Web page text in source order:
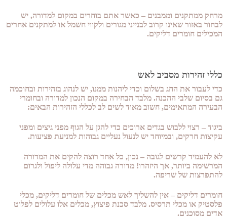
מרחק ממתקנים וממבנים – כאשר אתם בוחרים במקום למדורה, יש
לבחור באזור שאינו קרוב לבנייני מגורים ולקווי חשמל או למתקנים אחרים
המכילים חומרים דליקים.
כללי זהירות מסביב לאש
כדי לעבור את החג בשלום וכדי ליהנות ממנו, יש לנהוג בזהירות ובחוכמה
גם בסיום שלבי ההכנה. מלבד הבחירה במקום הנכון למדורה ובחומרי
הבעירה המתאימים, חשוב מאוד לשים לב לכללי הזהירות הבאים:
ביגוד – רצוי ללבוש בגדים ארוכים כדי להגן על הגוף מפני גיצים ומפני
עקיצות חרקים, ובמיוחד יש לנעול נעליים גבוהות למניעת פציעות.
לא להעמיד קרשים לגובה – נכון, כל אחד רוצה להקים את המדורה
המרשימה ביותר, אך היזהרו! מדורה גבוהה מדי עלולה ליפול ולגרום
להתפרצות של שריפה.
חומרים דליקים – אין להשליך לאש מכלים של חומרים דליקים, מכלי
פלסטיק או מכלי תרסיס. מלבד סכנת פיצוץ, מכלים אלו עלולים לפלוט
אדים מסוכנים.